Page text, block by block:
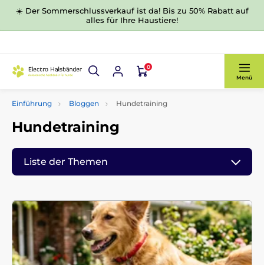
☀️ Der Sommerschlussverkauf ist da! Bis zu 50% Rabatt auf
alles für Ihre Haustiere!
0
Menü
Einführung Bloggen Hundetraining
Hundetraining
Liste der Themen